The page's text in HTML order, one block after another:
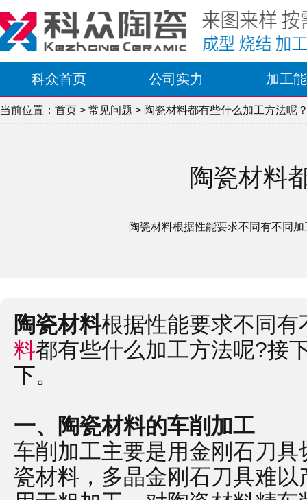
科众首页 公司实力 加工
当前位置： 首页 > 常见问题 > 陶瓷材料都有些什么加工方法呢
陶瓷材料
陶瓷材料根据性能要求不同有不同
陶瓷材料根据性能要求不同
料都有些什么加工方法呢?接
下。
一、陶瓷材料的车削加工
车削加工主要是用金刚石刀
瓷材料，多晶金刚石刀具难